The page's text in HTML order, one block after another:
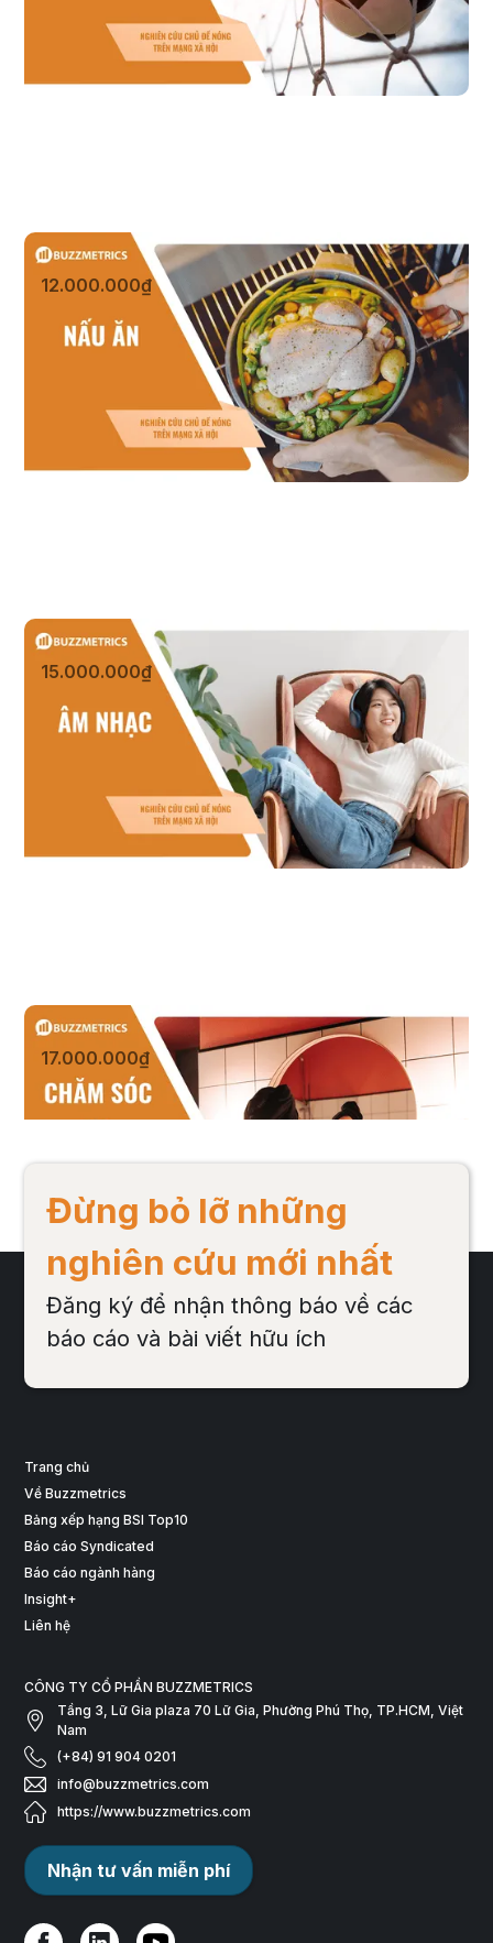
Nấu ăn
12.000.000₫
Xem sản phẩm
Âm nhạc
15.000.000₫
Xem sản phẩm
Chăm sóc da
17.000.000₫
Xem sản phẩm
Đừng bỏ lỡ những
nghiên cứu mới nhất
Đăng ký để nhận thông báo về các
báo cáo và bài viết hữu ích
Trang chủ
Về Buzzmetrics
Bảng xếp hạng BSI Top10
Báo cáo Syndicated
Báo cáo ngành hàng
Insight+
Liên hệ
CÔNG TY CỔ PHẦN BUZZMETRICS
Tầng 3, Lữ Gia plaza 70 Lữ Gia, Phường Phú Thọ, TP.HCM, Việt
Nam
(+84) 91 904 0201
info@buzzmetrics.com
https://www.buzzmetrics.com
Nhận tư vấn miễn phí